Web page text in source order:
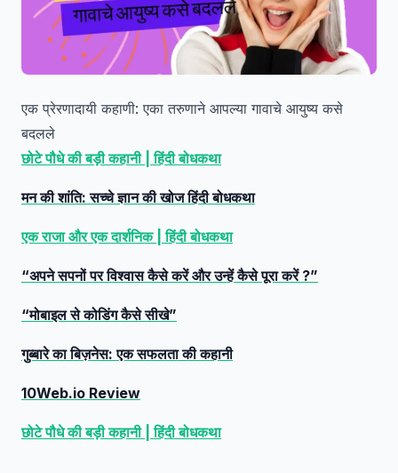
एक प्रेरणादायी कहाणी: एका तरुणाने आपल्या गावाचे आयुष्य कसे
बदलले
छोटे पौधे की बड़ी कहानी | हिंदी बोधकथा
मन की शांति: सच्चे ज्ञान की खोज हिंदी बोधकथा
एक राजा और एक दार्शनिक | हिंदी बोधकथा
“अपने सपनों पर विश्वास कैसे करें और उन्हें कैसे पूरा करें ?”
“मोबाइल से कोडिंग कैसे सीखे”
गुब्बारे का बिज़नेस: एक सफलता की कहानी
10Web.io Review
छोटे पौधे की बड़ी कहानी | हिंदी बोधकथा